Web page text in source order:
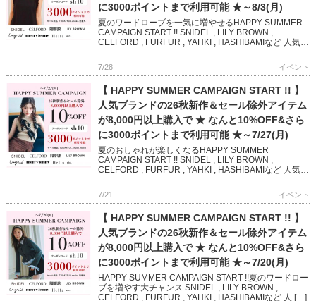
に3000ポイントまで利用可能 ★～8/3(月)
夏のワードローブを一気に増やせるHAPPY SUMMER
CAMPAIGN START !! SNIDEL , LILY BROWN ,
CELFORD , FURFUR , YAHKI , HASHIBAMIなど 人気
7/28 イベント
【 HAPPY SUMMER CAMPAIGN START !! 】
人気ブランドの26秋新作＆セール除外アイテム
が8,000円以上購入で ★ なんと10%OFF&さら
に3000ポイントまで利用可能 ★～7/27(月)
夏のおしゃれが楽しくなるHAPPY SUMMER
CAMPAIGN START !! SNIDEL , LILY BROWN ,
CELFORD , FURFUR , YAHKI , HASHIBAMIなど 人気ブ
7/21 イベント
【 HAPPY SUMMER CAMPAIGN START !! 】
人気ブランドの26秋新作＆セール除外アイテム
が8,000円以上購入で ★ なんと10%OFF&さら
に3000ポイントまで利用可能 ★～7/20(月)
HAPPY SUMMER CAMPAIGN START !!夏のワードロー
ブを増やす大チャンス SNIDEL , LILY BROWN ,
CELFORD , FURFUR , YAHKI , HASHIBAMIなど 人 […]